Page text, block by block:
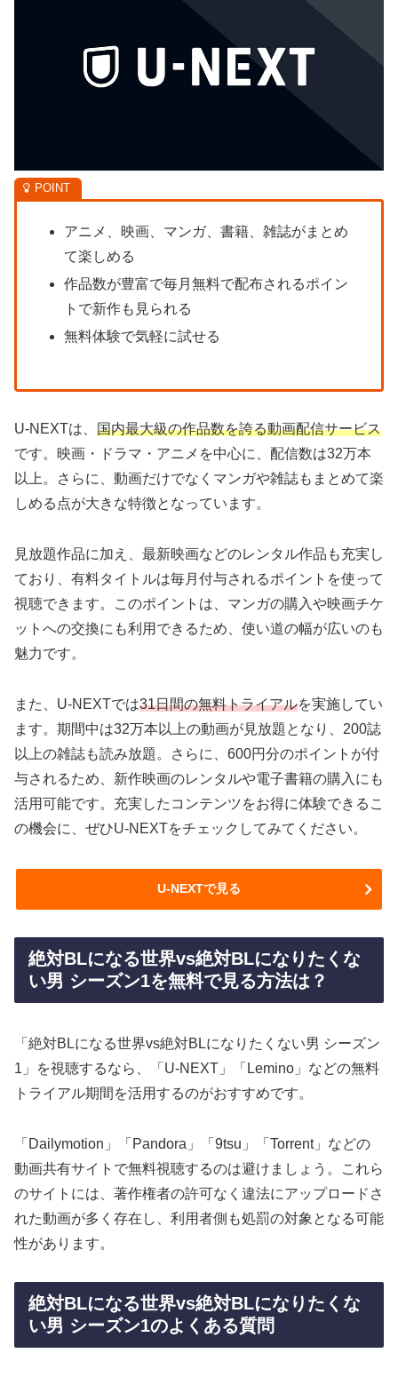
アニメ、映画、マンガ、書籍、雑誌がまとめ
て楽しめる
作品数が豊富で毎月無料で配布されるポイン
トで新作も見られる
無料体験で気軽に試せる
U-NEXTは、 国内最大級の作品数を誇る動画配信サービス
です。映画・ドラマ・アニメを中心に、配信数は32万本
以上。さらに、動画だけでなくマンガや雑誌もまとめて楽
しめる点が大きな特徴となっています。
見放題作品に加え、最新映画などのレンタル作品も充実し
ており、有料タイトルは毎月付与されるポイントを使って
視聴できます。このポイントは、マンガの購入や映画チケ
ットへの交換にも利用できるため、使い道の幅が広いのも
魅力です。
また、U-NEXTでは31日間の無料トライアルを実施してい
ます。期間中は32万本以上の動画が見放題となり、200誌
以上の雑誌も読み放題。さらに、600円分のポイントが付
与されるため、新作映画のレンタルや電子書籍の購入にも
活用可能です。充実したコンテンツをお得に体験できるこ
の機会に、ぜひU-NEXTをチェックしてみてください。
U-NEXTで見る
絶対BLになる世界vs絶対BLになりたくな
い男 シーズン1を無料で見る方法は？
「絶対BLになる世界vs絶対BLになりたくない男 シーズン
1」を視聴するなら、「U-NEXT」「Lemino」などの無料
トライアル期間を活用するのがおすすめです。
「Dailymotion」「Pandora」「9tsu」「Torrent」などの
動画共有サイトで無料視聴するのは避けましょう。これら
のサイトには、著作権者の許可なく違法にアップロードさ
れた動画が多く存在し、利用者側も処罰の対象となる可能
性があります。
絶対BLになる世界vs絶対BLになりたくな
い男 シーズン1のよくある質問